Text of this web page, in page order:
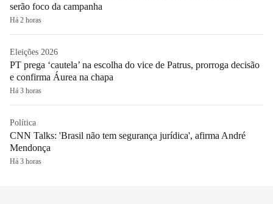
serão foco da campanha
Há 2 horas
Eleições 2026
PT prega ‘cautela’ na escolha do vice de Patrus, prorroga decisão
e confirma Áurea na chapa
Há 3 horas
Política
CNN Talks: 'Brasil não tem segurança jurídica', afirma André
Mendonça
Há 3 horas